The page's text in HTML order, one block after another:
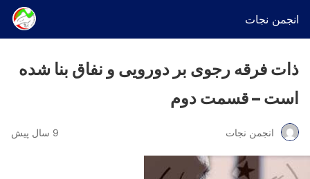
انجمن نجات
ذات فرقه رجوی بر دورویی و نفاق بنا شده
است – قسمت دوم
انجمن نجات 9 سال پیش